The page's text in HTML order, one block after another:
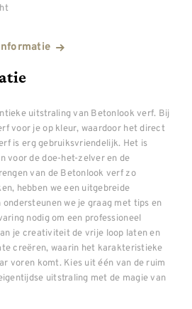
uitstraling van Betonlook verf. Bij
voor je op kleur, waardoor het direct
is erg gebruiksvriendelijk. Het is
voor de doe-het-zelver en de
van de Betonlook verf zo
hebben we een uitgebreide
we je graag met tips en
nodig om een professioneel
je creativiteit de vrije loop laten en
creëren, waarin het karakteristieke
voren komt. Kies uit één van de ruim
uitstraling met de magie van